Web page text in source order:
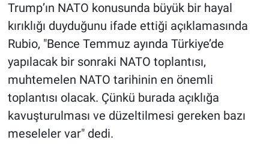
Trump’ın NATO konusunda büyük bir hayal
kırıklığı duyduğunu ifade ettiği açıklamasında
Rubio, "Bence Temmuz ayında Türkiye’de
yapılacak bir sonraki NATO toplantısı,
muhtemelen NATO tarihinin en önemli
toplantısı olacak. Çünkü burada açıklığa
kavuşturulması ve düzeltilmesi gereken bazı
meseleler var" dedi.